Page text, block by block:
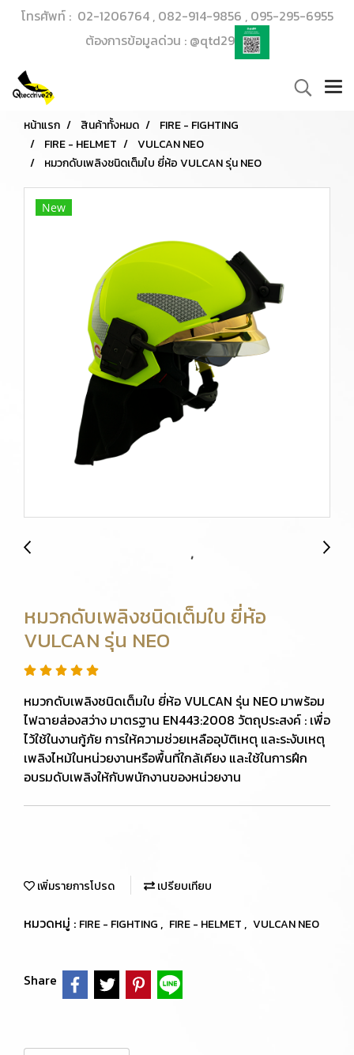
โทรศัพท์ : 02-1206764 , 082-914-9856 , 095-295-6955
ต้องการข้อมูลด่วน : @qtd29
หน้าแรก สินค้าทั้งหมด
FIRE - FIGHTING
FIRE - HELMET
VULCAN NEO
หมวกดับเพลิงชนิดเต็มใบ ยี่ห้อ VULCAN รุ่น NEO
New
หมวกดับเพลิงชนิดเต็มใบ ยี่ห้อ
VULCAN รุ่น NEO
หมวกดับเพลิงชนิดเต็มใบ ยี่ห้อ VULCAN รุ่น NEO มาพร้อม
ไฟฉายส่องสว่าง มาตรฐาน EN443:2008 วัตถุประสงค์ : เพื่อ
ไว้ใช้ในงานกู้ภัย การให้ความช่วยเหลืออุบัติเหตุ และระงับเหตุ
เพลิงไหม้ในหน่วยงานหรือพื้นที่ใกล้เคียง และใช้ในการฝึก
อบรมดับเพลิงให้กับพนักงานของหน่วยงาน
เพิ่มรายการโปรด เปรียบเทียบ
หมวดหมู่ : FIRE - FIGHTING , FIRE - HELMET , VULCAN NEO
Share